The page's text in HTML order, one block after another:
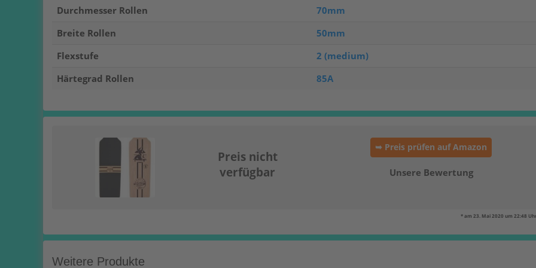
Durchmesser Rollen
70mm
Breite Rollen
50mm
Flexstufe
2 (medium)
Härtegrad Rollen
85A
Preis nicht
verfügbar
➥ Preis prüfen auf Amazon
Unsere Bewertung
* am 23. Mai 2020 um 22:48
Weitere Produkte